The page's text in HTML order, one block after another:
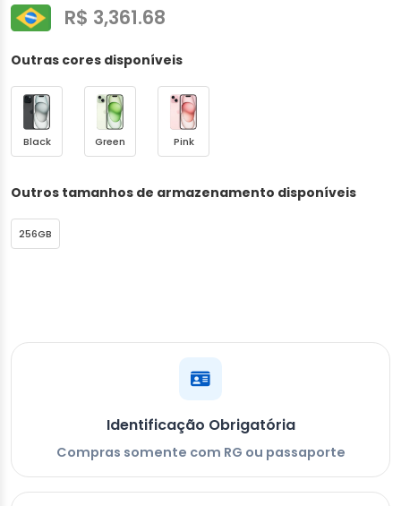
R$ 3,361.68
Outras cores disponíveis
Black Green Pink
Outros tamanhos de armazenamento disponíveis
256GB
Identificação Obrigatória
Compras somente com RG ou passaporte